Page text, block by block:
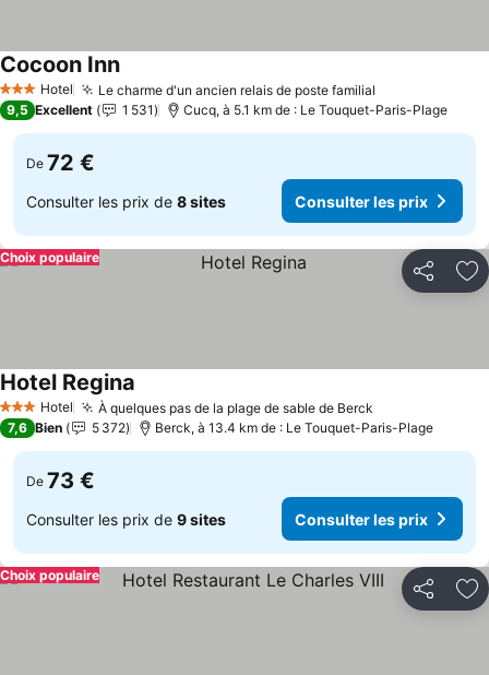
3 ÉtoilesHotel Le charme d'un ancien relais de poste familial
Cocoon Inn
9,5 Excellent 1 531 Cucq, à 5.1 km de : Le Touquet-Paris-Plage
De 72 €
Consulter les prix de 8 sites Consulter les prix
Partager
Choix populaire
3 ÉtoilesHotel À quelques pas de la plage de sable de Berck
Hotel Regina
7,6 Bien 5 372 Berck, à 13.4 km de : Le Touquet-Paris-Plage
De 73 €
Consulter les prix de 9 sites Consulter les prix
Partager
Choix populaire